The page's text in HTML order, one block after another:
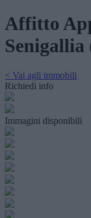
Affitto
Senigallia
< Vai agli immobili
Richiedi info
Immagini disponibili